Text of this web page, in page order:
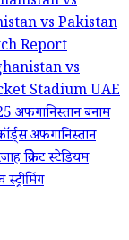
vs Pakistan
Report
vs
StadiumUAE
अफगानिस्तान बनाम
अफगानिस्तान
क्रिकेट स्टेडियम